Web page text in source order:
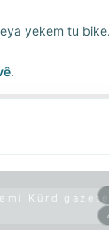
yekem tu bike.
.
Kürd